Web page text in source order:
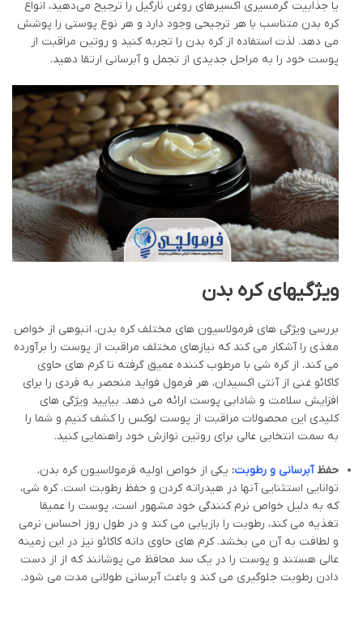
یا جذابیت گرمسیری اکسیرهای روغن نارگیل را ترجیح می‌دهید، انواع
کره بدن متناسب با هر ترجیحی وجود دارد و هر نوع پوستی را پوشش
می دهد. لذت استفاده از کره بدن را تجربه کنید و روتین مراقبت از
پوست خود را به مراحل جدیدی از تجمل و آبرسانی ارتقا دهید.
ویژگیهای کره بدن
بررسی ویژگی های فرمولاسیون های مختلف کره بدن، انبوهی از خواص
مغذی را آشکار می کند که نیازهای مختلف مراقبت از پوست را برآورده
می کند. از کره شی با مرطوب کننده عمیق گرفته تا کرم های حاوی
کاکائو غنی از آنتی اکسیدان، هر فرمول فواید منحصر به فردی را برای
افزایش سلامت و شادابی پوست ارائه می دهد. بیایید ویژگی های
کلیدی این محصولات مراقبت از پوست لوکس را کشف کنیم و شما را
به سمت انتخابی عالی برای روتین نوازش خود راهنمایی کنید.
حفظآبرسانی و رطوبت: یکی از خواص اولیه فرمولاسیون کره بدن،
توانایی استثنایی آنها در هیدراته کردن و حفظ رطوبت است. کره شی،
که به دلیل خواص نرم کنندگی خود مشهور است، پوست را عمیقا
تغذیه می کند، رطوبت را بازیابی می کند و در طول روز احساس نرمی
و لطافت به آن می بخشد. کرم های حاوی دانه کاکائو نیز در این زمینه
عالی هستند و پوست را در یک سد محافظ می پوشانند که از از دست
دادن رطوبت جلوگیری می کند و باعث آبرسانی طولانی مدت می شود.